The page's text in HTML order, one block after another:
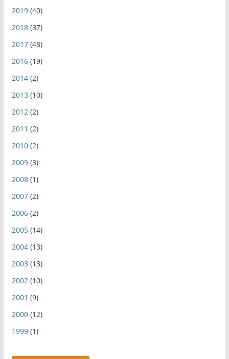
2019(40)
2018(37)
2017(48)
2016(19)
2014(2)
2013(10)
2012(2)
2011 (2)
2010(2)
2009(3)
2008(1)
2007(2)
2006(2)
2005(14)
2004(13)
2003(13)
2002(10)
2001 (9)
2000(12)
1999(1)